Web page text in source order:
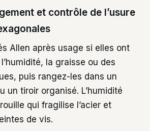
et contrôle de l’usure
Allen après usage si elles ont
la graisse ou des
puis rangez-les dans un
un tiroir organisé. L’humidité
qui fragilise l’acier et
de vis.